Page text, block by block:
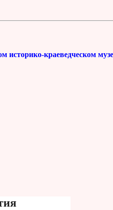
историко-краеведческом